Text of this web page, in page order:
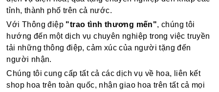
tỉnh, thành phố trên cả nước.
Với Thông điệp "trao tình thương mến", chúng tôi
hướng đến một dịch vụ chuyên nghiệp trong việc truyền
tải những thông điệp, cảm xúc của người tặng đến
người nhận.
Chúng tôi cung cấp tất cả các dịch vụ về hoa, liên kết
shop hoa trên toàn quốc, nhận giao hoa trên tất cả mọi